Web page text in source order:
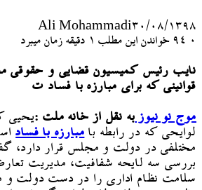
Ali Mohammadi۳۰/۰۸/۱۳۹۸
۰
خواندن این مطلب 1 دقیقه زمان میبرد
نایب رئیس کمیسیون قضایی و حقوقی
قوانینی که برای مبارزه با فساد ت
موج نو نیوزبه نقل از خانه ملت :یحیی
لوایحی که در رابطه بامبارزه با فساد
مختلفی در دولت و مجلس قرار دارد،
بررسی سه لایحه شفافیت، مدیریت
سلامت نظام اداری را در دست دولت و